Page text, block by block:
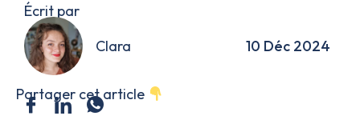
Écrit par
Clara
10 Déc 2024
Partager cet article